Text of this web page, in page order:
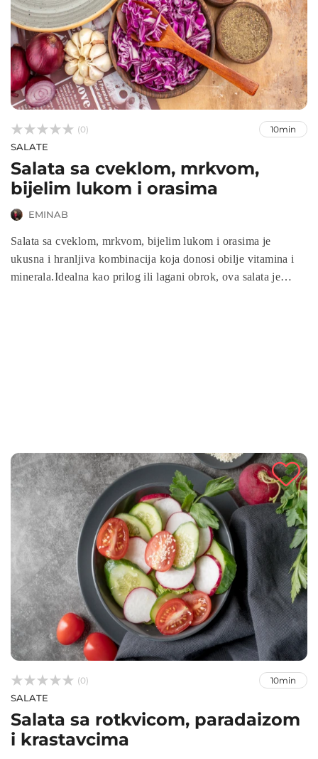


 (0) 10min
SALATE
Salata sa cveklom, mrkvom,
bijelim lukom i orasima
EMINAB
Salata sa cveklom, mrkvom, bijelim lukom i orasima je
ukusna i hranljiva kombinacija koja donosi obilje vitamina i
minerala.Idealna kao prilog ili lagani obrok, ova salata je


 (0) 10min
SALATE
Salata sa rotkvicom, paradaizom
i krastavcima